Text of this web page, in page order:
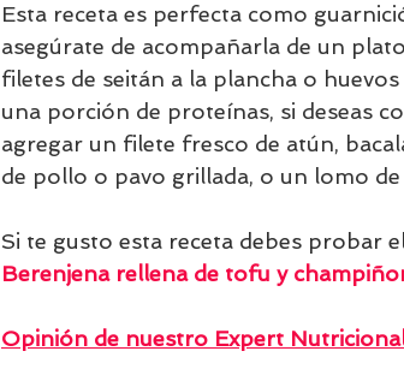
Esta receta es perfecta como
asegúrate de acompañarla de un
filetes de seitán a la plancha o
una porción de proteínas, si deseas
agregar un filete fresco de atún,
de pollo o pavo grillada, o un lomo
Si te gusto esta receta debes probar
Berenjena rellena de tofu y
Opinión de nuestro Expert